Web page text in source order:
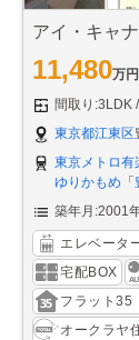
アイ・キャ
11,480万円
間取り:3LDK
東京都江東区
東京メトロ有
ゆりかもめ 「
築年月:2001
エレベータ
宅配BOX
フラット35
オークラヤ